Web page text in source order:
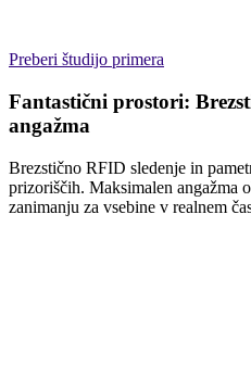
Preberi študijo primera
Fantastični prostori:
angažma
Brezstično RFID sledenje in
prizoriščih. Maksimalen angažma
zanimanju za vsebine v realnem